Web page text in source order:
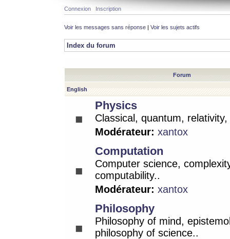
Connexion Inscription
Voir les messages sans réponse | Voir les sujets actifs
Index du forum
Forum
English
Physics
Classical, quantum,
Modérateur: xantox
Computation
Computer science,
computability..
Modérateur: xantox
Philosophy
Philosophy of mind,
philosophy of science..